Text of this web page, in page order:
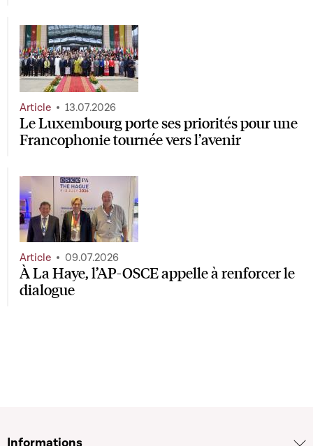
Le Luxembourg porte ses priorités pour une
Francophonie tournée vers l’avenir
Article 13.07.2026
À La Haye, l’AP-OSCE appelle à renforcer le
dialogue
Article 09.07.2026